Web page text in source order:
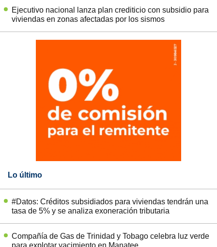
Ejecutivo nacional lanza plan crediticio con subsidio para
viviendas en zonas afectadas por los sismos
Lo último
#Datos: Créditos subsidiados para viviendas tendrán una
tasa de 5% y se analiza exoneración tributaria
Compañía de Gas de Trinidad y Tobago celebra luz verde
para explotar yacimiento en Manatee